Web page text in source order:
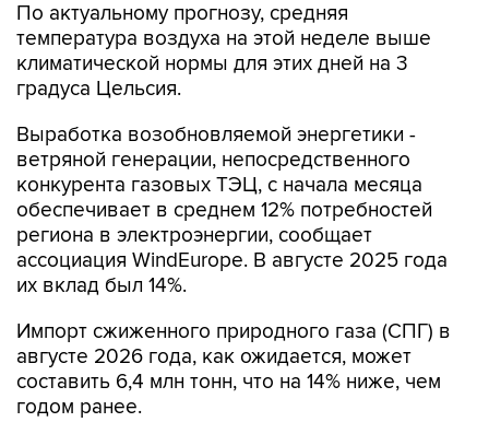
По актуальному прогнозу, средняя
температура воздуха на этой неделе выше
климатической нормы для этих дней на 3
градуса Цельсия.
Выработка возобновляемой энергетики -
ветряной генерации, непосредственного
конкурента газовых ТЭЦ, с начала месяца
обеспечивает в среднем 12% потребностей
региона в электроэнергии, сообщает
ассоциация WindEurope. В августе 2025 года
их вклад был 14%.
Импорт сжиженного природного газа (СПГ) в
августе 2026 года, как ожидается, может
составить 6,4 млн тонн, что на 14% ниже, чем
годом ранее.